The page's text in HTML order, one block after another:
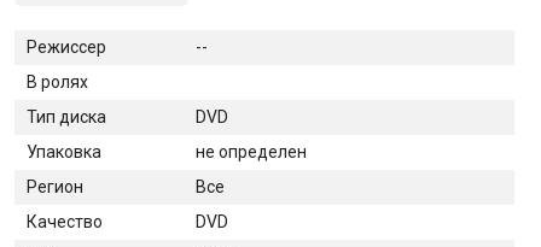
Режиссер
--
В ролях
Тип диска
DVD
Упаковка
не определен
Регион
Все
Качество
DVD